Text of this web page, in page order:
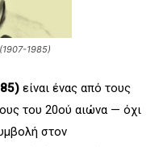
1985)
είναι ένας από τους
του 20ού αιώνα — όχι
στον